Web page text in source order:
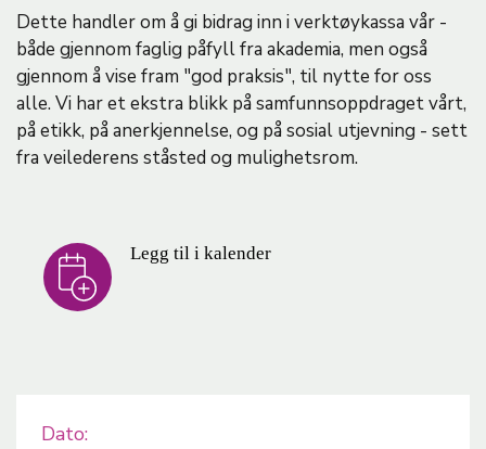
Dette handler om å gi bidrag inn i verktøykassa vår -
både gjennom faglig påfyll fra akademia, men også
gjennom å vise fram "god praksis", til nytte for oss
alle. Vi har et ekstra blikk på samfunnsoppdraget vårt,
på etikk, på anerkjennelse, og på sosial utjevning - sett
fra veilederens ståsted og mulighetsrom.
Legg til i kalender
Dato